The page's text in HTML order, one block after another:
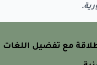
مع تفضيل اللغات